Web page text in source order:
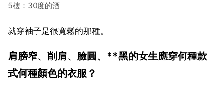
5樓：30度的酒
就穿袖子是很寬鬆的那種。
肩膀窄、削肩、臉圓、**黑的女生應穿何種款
式何種顏色的衣服？